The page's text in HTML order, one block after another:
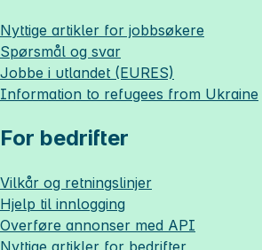
Nyttige artikler for jobbsøkere
Spørsmål og svar
Jobbe i utlandet (EURES)
Information to refugees from Ukraine
For bedrifter
Vilkår og retningslinjer
Hjelp til innlogging
Overføre annonser med API
Nyttige artikler for bedrifter